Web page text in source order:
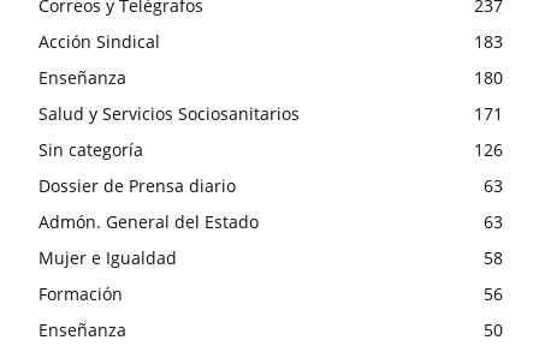
Correos y Telégrafos
237
Acción Sindical
183
Enseñanza
180
Salud y Servicios Sociosanitarios
171
Sin categoría
126
Dossier de Prensa diario
63
Admón. General del Estado
63
Mujer e Igualdad
58
Formación
56
Enseñanza
50